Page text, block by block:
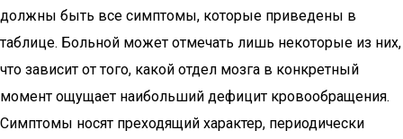
должны быть все симптомы, которые приведены в
таблице. Больной может отмечать лишь некоторые из них,
что зависит от того, какой отдел мозга в конкретный
момент ощущает наибольший дефицит кровообращения.
Симптомы носят преходящий характер, периодически